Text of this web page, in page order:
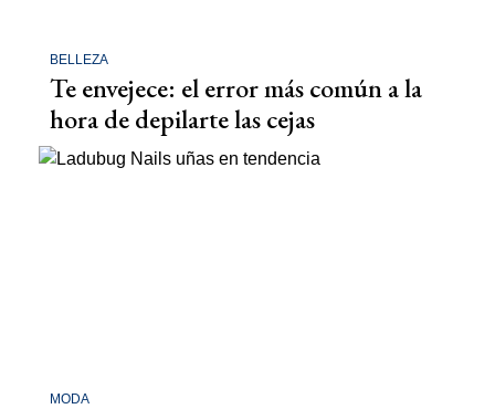
BELLEZA
Te envejece: el error más común a la
hora de depilarte las cejas
MODA